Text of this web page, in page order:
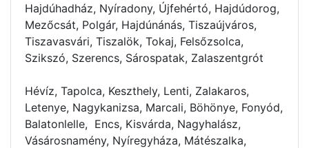
Hajdúhadház, Nyíradony, Újfehértó, Hajdúdorog,
Mezőcsát, Polgár, Hajdúnánás, Tiszaújváros,
Tiszavasvári, Tiszalök, Tokaj, Felsőzsolca,
Szikszó, Szerencs, Sárospatak, Zalaszentgrót
Hévíz, Tapolca, Keszthely, Lenti, Zalakaros,
Letenye, Nagykanizsa, Marcali, Böhönye, Fonyód,
Balatonlelle, Encs, Kisvárda, Nagyhalász,
Vásárosnamény, Nyíregyháza, Mátészalka,